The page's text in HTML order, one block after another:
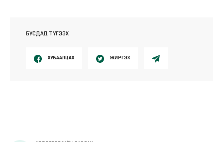
БУСДАД ТҮГЭЭХ
ХУВААЛЦАХ ЖИРГЭХ